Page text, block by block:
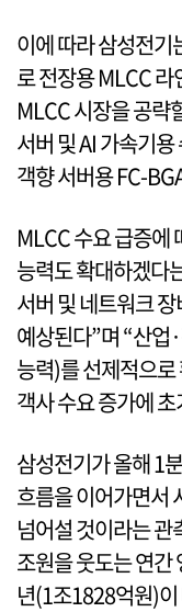
이에 따라 삼성전
로 전장용 MLCC
MLCC 시장을 공략
서버 및 AI 가속기
객향 서버용 FC-
MLCC 수요 급증에
능력도 확대하겠다
서버 및 네트워크
예상된다”며 “산업
능력)를 선제적으
객사 수요 증가에
삼성전기가 올해 1
흐름을 이어가면서
넘어설 것이라는
조원을 웃도는 연
년(1조1828억원)